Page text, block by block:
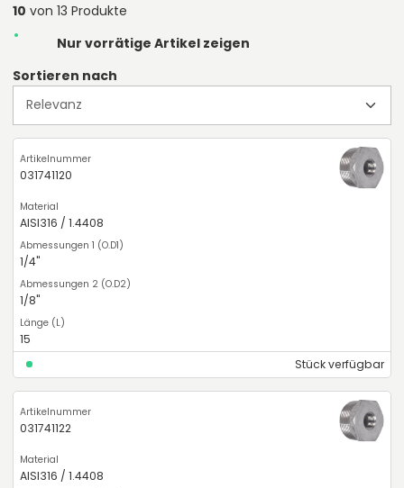
10 von 13 Produkte
Nur vorrätige Artikel zeigen
Sortieren nach
031741120
AISI316 / 1.4408
1/4"
1/8"
15
Stück verfügbar
031741122
AISI316 / 1.4408